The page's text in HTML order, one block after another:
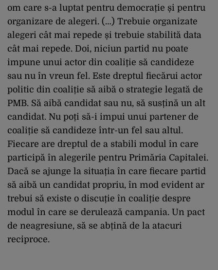
om care s-a luptat pentru democrație și pentru
organizare de alegeri. (…) Trebuie organizate
alegeri cât mai repede și trebuie stabilită data
cât mai repede. Doi, niciun partid nu poate
impune unui actor din coaliție să candideze
sau nu în vreun fel. Este dreptul fiecărui actor
politic din coaliție să aibă o strategie legată de
PMB. Să aibă candidat sau nu, să susțină un alt
candidat. Nu poți să-i impui unui partener de
coaliție să candideze într-un fel sau altul.
Fiecare are dreptul de a stabili modul în care
participă în alegerile pentru Primăria Capitalei.
Dacă se ajunge la situația în care fiecare partid
să aibă un candidat propriu, în mod evident ar
trebui să existe o discuție în coaliție despre
modul în care se derulează campania. Un pact
de neagresiune, să se abțină de la atacuri
reciproce.